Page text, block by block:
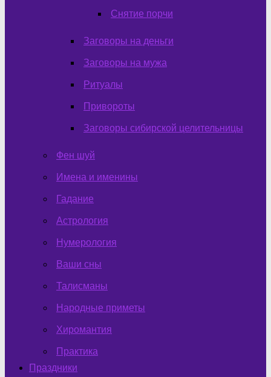
Снятие порчи
Заговоры на деньги
Заговоры на мужа
Ритуалы
Привороты
Заговоры сибирской целительницы
Фен шуй
Имена и именины
Гадание
Астрология
Нумерология
Ваши сны
Талисманы
Народные приметы
Хиромантия
Практика
Праздники